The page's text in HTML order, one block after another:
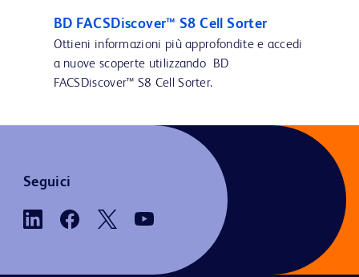
BD FACSDiscover™ S8 Cell Sorter
Ottieni informazioni più approfondite e accedi
a nuove scoperte utilizzando BD
FACSDiscover™ S8 Cell Sorter.
Seguici